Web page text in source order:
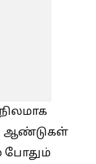
ஆண்டுகள்